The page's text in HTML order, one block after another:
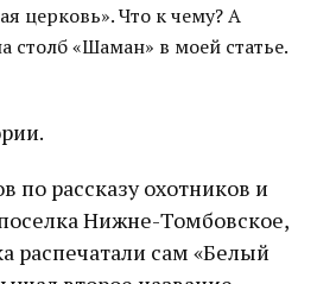
церковь». Что к чему? А
столб «Шаман» в моей статье.
по рассказу охотников и
Нижне-Томбовское,
распечатали сам «Белый